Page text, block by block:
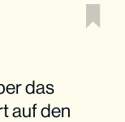
das
auf den